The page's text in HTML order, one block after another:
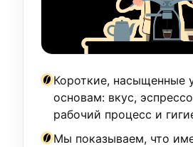
Короткие, насыщенные
основам: вкус,
рабочий процесс и
Мы показываем, что